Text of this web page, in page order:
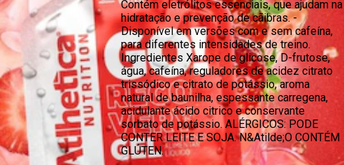
Contém eletrólitos essenciais, que ajudam na
hidratação e prevenção de cãibras. -
Disponível em versões com e sem cafeína,
para diferentes intensidades de treino.
Ingredientes Xarope de glicose, D-frutose,
água, cafeína, reguladores de acidez citrato
trissódico e citrato de potássio, aroma
natural de baunilha, espessante carregena,
acidulante ácido citrico e conservante
sorbato de potássio. ALÉRGICOS: PODE
CONTER LEITE E SOJA. N&Atilde;O CONTÉM
GLÚTEN.